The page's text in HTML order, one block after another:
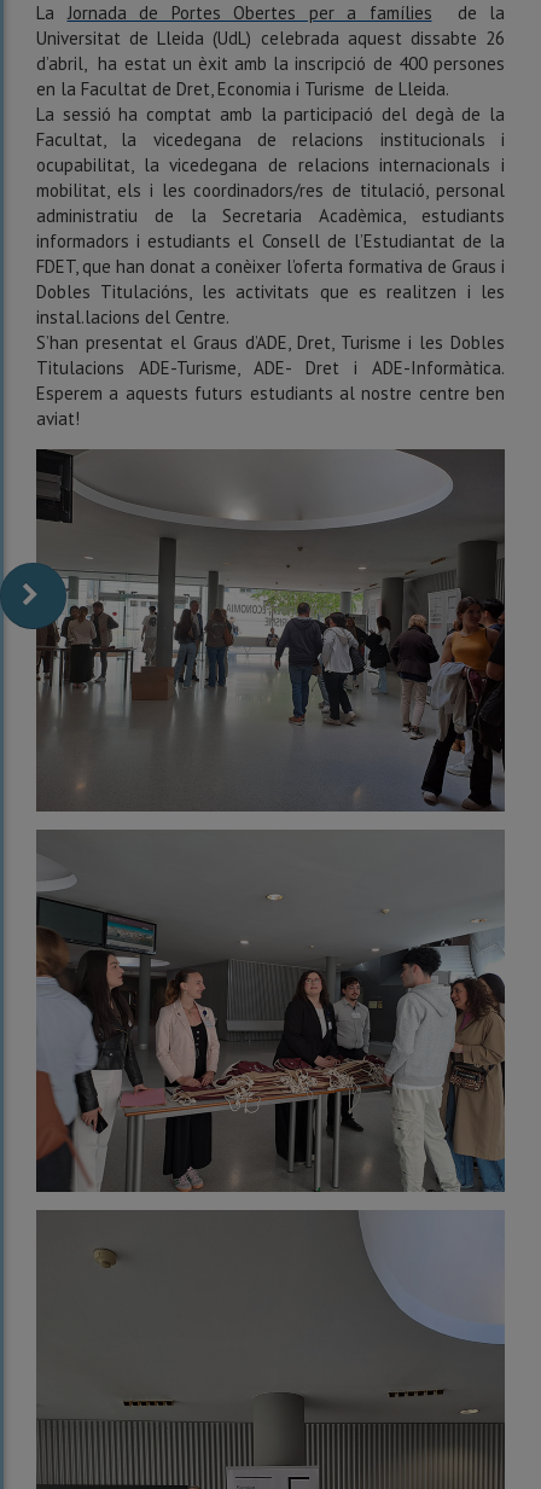
LaJornada de Portes Obertes per a famílies de la
Universitat de Lleida (UdL) celebrada aquest dissabte 26
d’abril, ha estat un èxit amb la inscripció de 400 persones
en la Facultat de Dret, Economia i Turisme de Lleida.
La sessió ha comptat amb la participació del degà de la
Facultat, la vicedegana de relacions institucionals i
ocupabilitat, la vicedegana de relacions internacionals i
mobilitat, els i les coordinadors/res de titulació, personal
administratiu de la Secretaria Acadèmica, estudiants
informadors i estudiants el Consell de l’Estudiantat de la
FDET, que han donat a conèixer l’oferta formativa de Graus i
Dobles Titulacións, les activitats que es realitzen i les
instal.lacions del Centre.
S’han presentat el Graus d’ADE, Dret, Turisme i les Dobles
Titulacions ADE-Turisme, ADE- Dret i ADE-Informàtica.
Esperem a aquests futurs estudiants al nostre centre ben
aviat!